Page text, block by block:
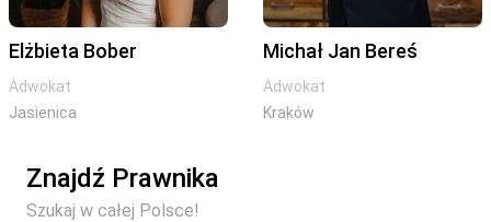
Elżbieta Bober
Adwokat
Jasienica
Michał Jan Bereś
Adwokat
Kraków
Znajdź Prawnika
Szukaj w całej Polsce!